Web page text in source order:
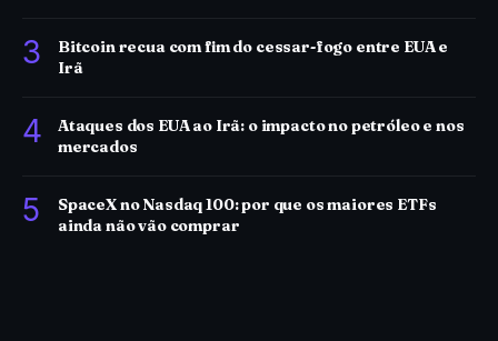
3
Bitcoin recua com fim do cessar-fogo entre EUA e
Irã
4
Ataques dos EUA ao Irã: o impacto no petróleo e nos
mercados
5
SpaceX no Nasdaq 100: por que os maiores ETFs
ainda não vão comprar